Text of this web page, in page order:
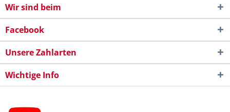
Wir sind beim
Facebook
Unsere Zahlarten
Wichtige Info